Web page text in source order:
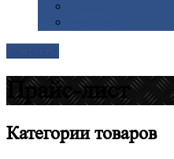
Прайс-лист
Категориитоваров